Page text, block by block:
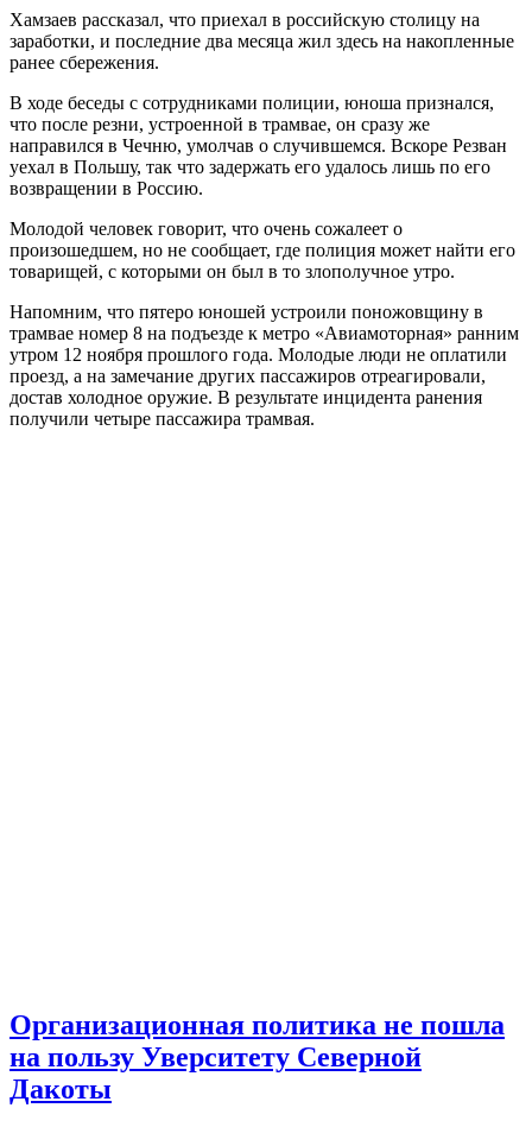
Хамзаев рассказал, что приехал в российскую столицу на
заработки, и последние два месяца жил здесь на накопленные
ранее сбережения.
В ходе беседы с сотрудниками полиции, юноша признался,
что после резни, устроенной в трамвае, он сразу же
направился в Чечню, умолчав о случившемся. Вскоре Резван
уехал в Польшу, так что задержать его удалось лишь по его
возвращении в Россию.
Молодой человек говорит, что очень сожалеет о
произошедшем, но не сообщает, где полиция может найти его
товарищей, с которыми он был в то злополучное утро.
Напомним, что пятеро юношей устроили поножовщину в
трамвае номер 8 на подъезде к метро «Авиамоторная» ранним
утром 12 ноября прошлого года. Молодые люди не оплатили
проезд, а на замечание других пассажиров отреагировали,
достав холодное оружие. В результате инцидента ранения
получили четыре пассажира трамвая.
Организационная политика не пошла
на пользу Уверситету Северной
Дакоты